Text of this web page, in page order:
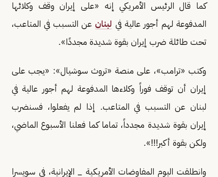
كما قال الرئيس الأمريكي إنه «على إيران وقف وكلائها
المدفوعة لهم أجور عالية في لبنان عن التسبب في المتاعب،
تحت طائلة ضرب إيران بقوة شديدة مجددًا».
وكتب «ترامب»، على منصة «تروث سوشيال»: «يجب على
إيران أن توقف فوراً وكلاءها المدفوعة لهم أجور عالية في
لبنان عن التسبب في المتاعب. إذا لم يفعلوا، فسنضرب
إيران بقوة شديدة مجدداً، تماما كما فعلنا الأسبوع الماضي،
ولكن بقوة أكبر!!!».
وانطلقت اليوم المفاوضات الأمريكية _ الإيرانية، في سويسرا